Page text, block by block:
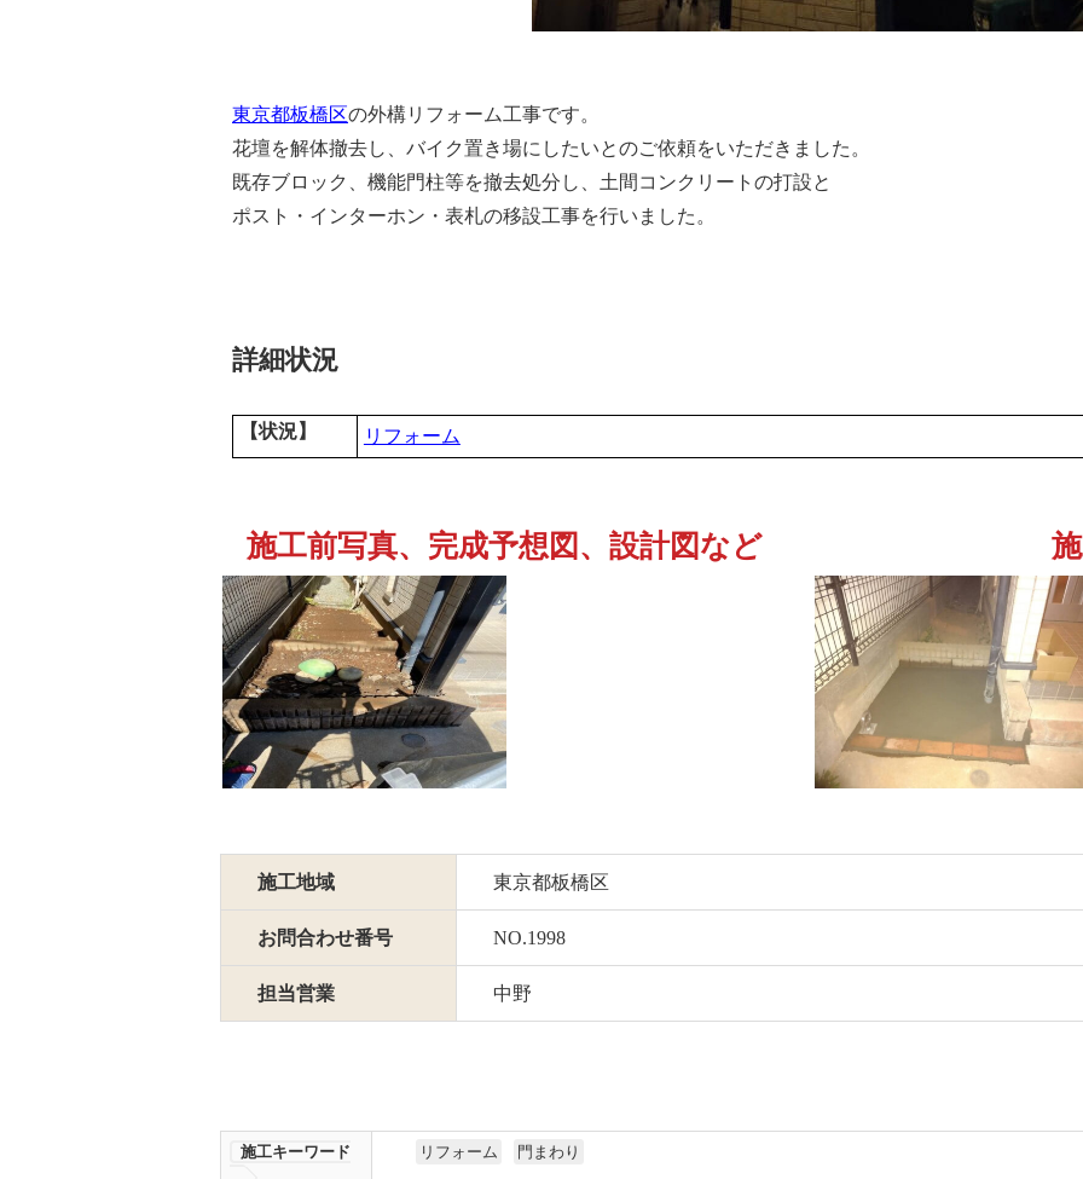
東京都板橋区の外構リフォーム工事です。
花壇を解体撤去し、バイク置き場にしたいとのご依頼をいただきました。
既存ブロック、機能門柱等を撤去処分し、土間コンクリートの打設と
ポスト・インターホン・表札の移設工事を行いました。
詳細状況
【状況】 リフォーム
施工前写真、完成予想図、設計図など
施工地域 東京都板橋区
お問合わせ番号 NO.1998
担当営業 中野
施工キーワード リフォーム 門まわり